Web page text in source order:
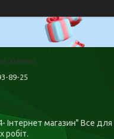
Україна
89-25
Інтернет магазин" Все для
робіт.